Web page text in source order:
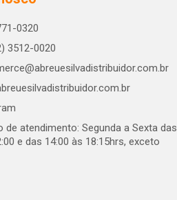
0320
3512-0020
de atendimento: Segunda a Sexta das
e das 14:00 às 18:15hrs, exceto